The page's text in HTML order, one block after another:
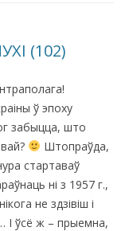
(102)
ў эпоху
забыцца, што
Штопраўда,
стартаваў
ні з 1957 г.,
не здзівіш і
І ўсё ж – прыемна,